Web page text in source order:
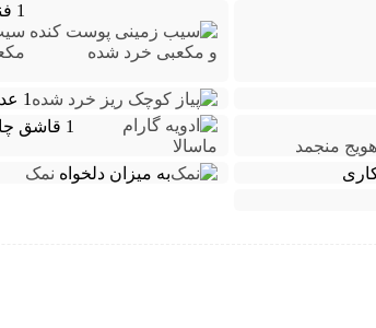
1 فنجان
1 عدد
منجمد
1 قاشق چای خوری
به میزان دلخواه نمک